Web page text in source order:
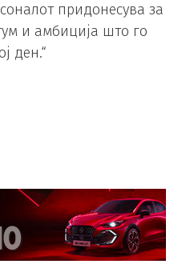
придонесува за
и амбиција што го
ден.“